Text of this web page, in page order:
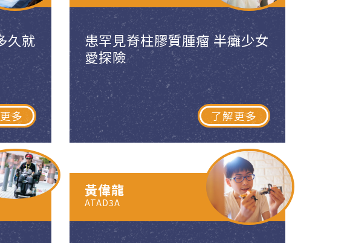
久就
多
患罕見脊柱膠質腫瘤 半癱少女
愛探險
了解更多
黃偉龍
ATAD3A